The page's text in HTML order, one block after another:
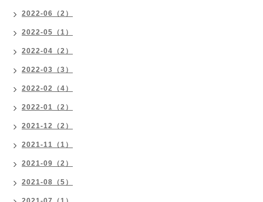
2022-06（2）
2022-05（1）
2022-04（2）
2022-03（3）
2022-02（4）
2022-01（2）
2021-12（2）
2021-11（1）
2021-09（2）
2021-08（5）